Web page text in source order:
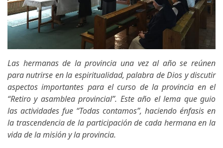
Las hermanas de la provincia una vez al año se reúnen
para nutrirse en la espiritualidad, palabra de Dios y discutir
aspectos importantes para el curso de la provincia en el
“Retiro y asamblea provincial”. Este año el lema que guio
las actividades fue “Todas contamos”, haciendo énfasis en
la trascendencia de la participación de cada hermana en la
vida de la misión y la provincia.